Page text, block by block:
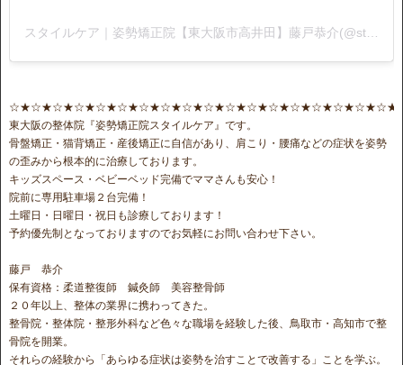
東大阪の整体院『姿勢矯正院スタイルケア』です。
骨盤矯正・猫背矯正・産後矯正に自信があり、肩こり・腰痛などの症状を姿勢
の歪みから根本的に治療しております。
キッズスペース・ベビーベッド完備でママさんも安心！
院前に専用駐車場２台完備！
土曜日・日曜日・祝日も診療しております！
予約優先制となっておりますのでお気軽にお問い合わせ下さい。
藤戸 恭介
保有資格：柔道整復師 鍼灸師 美容整骨師
２０年以上、整体の業界に携わってきた。
整骨院・整体院・整形外科など色々な職場を経験した後、鳥取市・高知市で整
骨院を開業。
それらの経験から「あらゆる症状は姿勢を治すことで改善する」ことを学ぶ。